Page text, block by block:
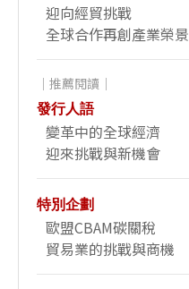
迎向經貿挑戰
全球合作再創產業榮景
｜推薦閱讀｜
發行人語
變革中的全球經濟
迎來挑戰與新機會
特別企劃
歐盟CBAM碳關稅
貿易業的挑戰與商機